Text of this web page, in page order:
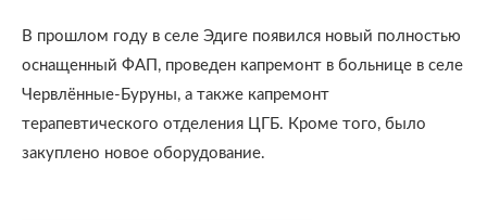
В прошлом году в селе Эдиге появился новый полностью
оснащенный ФАП, проведен капремонт в больнице в селе
Червлённые-Буруны, а также капремонт
терапевтического отделения ЦГБ. Кроме того, было
закуплено новое оборудование.